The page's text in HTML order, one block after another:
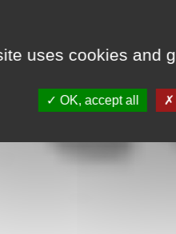
uses cookies and
OK, accept all